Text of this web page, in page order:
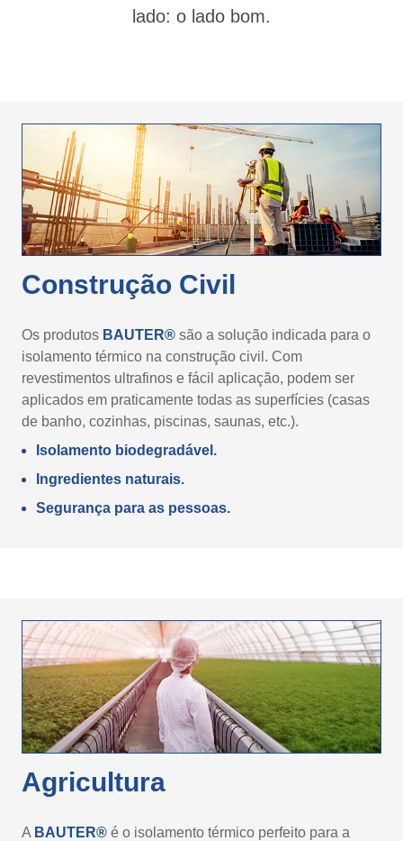
lado: o lado bom.
Construção Civil
Os produtos BAUTER® são a solução indicada para o
isolamento térmico na construção civil. Com
revestimentos ultrafinos e fácil aplicação, podem ser
aplicados em praticamente todas as superfícies (casas
de banho, cozinhas, piscinas, saunas, etc.).
Isolamento biodegradável.
Ingredientes naturais.
Segurança para as pessoas.
Agricultura
A BAUTER® é o isolamento térmico perfeito para a